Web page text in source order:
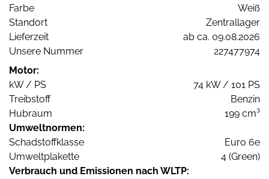
Farbe
Weiß
Standort
Zentrallager
Lieferzeit
ab ca. 09.08.2026
Unsere Nummer
227477974
Motor:
kW / PS
74 kW / 101 PS
Treibstoff
Benzin
Hubraum
199 cm³
Umweltnormen:
Schadstoffklasse
Euro 6e
Umweltplakette
4 (Green)
Verbrauch und Emissionen nach WLTP: